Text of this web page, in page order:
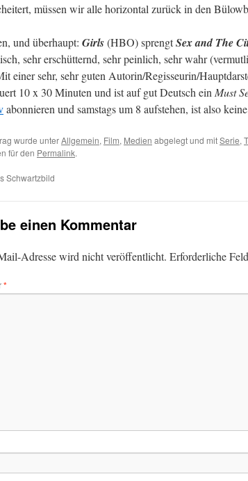
müssen wir alle horizontal zurück in den
und überhaupt: Girls(HBO) sprengtSex and The
sehr erschütternd, sehr peinlich, sehr wahr
einer sehr, sehr guten Autorin/Regisseurin/
10 x 30 Minuten und ist auf gut Deutsch ein Must
abonnieren und samstags um 8 aufstehen, ist also
wurde unterAllgemein, Film, Medien abgelegt und mitSerie,
für den Permalink.
Schwartzbild
einen Kommentar
Adresse wird nicht veröffentlicht. Erforderliche
*